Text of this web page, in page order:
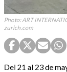
Photo: ART
zurich.com
Del 21 al 23 de